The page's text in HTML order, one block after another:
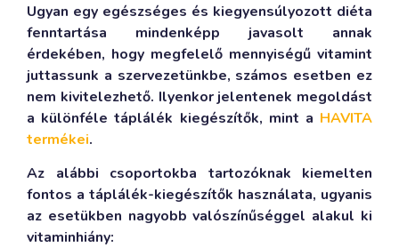
Ugyan egy egészséges és kiegyensúlyozott diéta
fenntartása mindenképp javasolt annak
érdekében, hogy megfelelő mennyiségű vitamint
juttassunk a szervezetünkbe, számos esetben ez
nem kivitelezhető. Ilyenkor jelentenek megoldást
a különféle táplálék kiegészítők, mint a HAVITA
termékei.
Az alábbi csoportokba tartozóknak kiemelten
fontos a táplálék-kiegészítők használata, ugyanis
az esetükben nagyobb valószínűséggel alakul ki
vitaminhiány: